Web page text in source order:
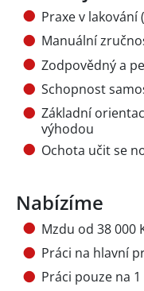
Praxe v
Manuální
Zodpovědný a
Schopnost
Základní
výhodou
Ochota učit se
Nabízíme
Mzdu od 38 000
Práci na hlavní
Práci pouze na